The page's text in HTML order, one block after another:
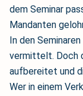
dem Seminar
Mandanten
In den
vermittelt. Doch
aufbereitet und
Wer in einem